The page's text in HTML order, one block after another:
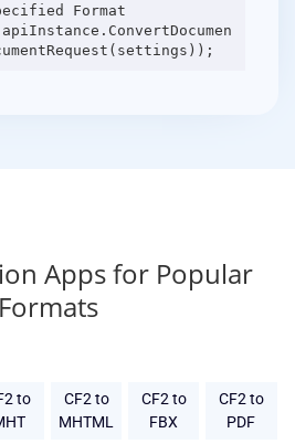
Format
Apps for Popular
Formats
to
CF2 to
MHTML
CF2 to
FBX
CF2 to
PDF